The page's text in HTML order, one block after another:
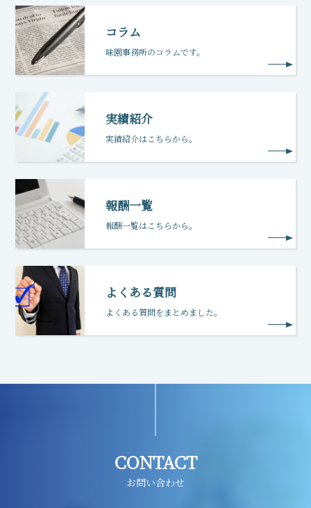
コラム
味園事務所のコラムです。
実績紹介
実績紹介はこちらから。
報酬一覧
報酬一覧はこちらから。
よくある質問
よくある質問をまとめました。
CONTACT
お問い合わせ